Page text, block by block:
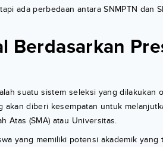
ada perbedaan antara SNMPTN dan
Berdasarkan
suatu sistem seleksi yang dilakukan
diberi kesempatan untuk
Atas (SMA) atau Universitas.
yang memiliki potensi akademik yang